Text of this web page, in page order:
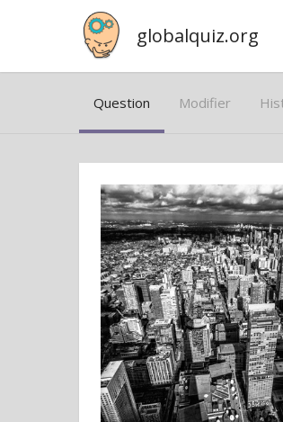
globalquiz.org
Question Modifier